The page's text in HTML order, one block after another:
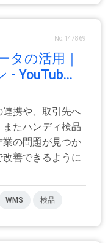
No.147869
の活用｜
- YouTub...
携や、取引先へ
たハンディ検品
の問題が見つか
善できるように
WMS 検品